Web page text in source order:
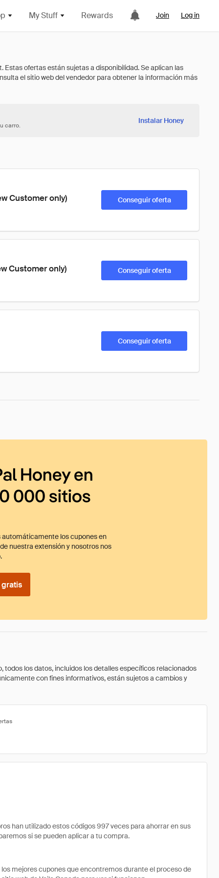
My Stuff Rewards Join Log in
carro.
Instalar Honey
Customer only) Conseguir oferta
Customer only) Conseguir oferta
Conseguir oferta
Honey en
000 sitios
automáticamente los cupones en
nuestra extensión y nosotros nos
los datos, incluidos los detalles específicos relacionados
con fines informativos, están sujetos a cambios y
han utilizado estos códigos 997 veces para ahorrar en sus
si se pueden aplicar a tu compra.
mejores cupones que encontremos durante el proceso de